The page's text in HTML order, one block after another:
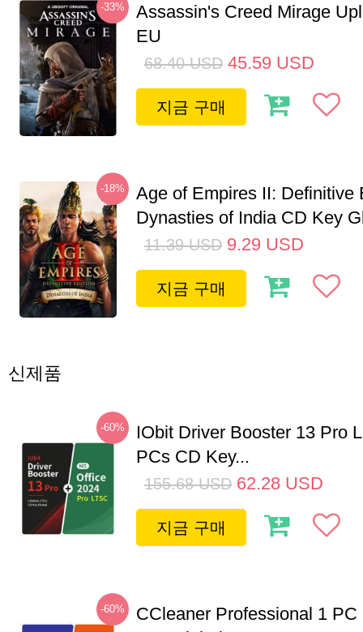
-33%
Assassin's Creed Mirage
EU
68.40 USD 45.59 USD
지금 구매
-18%
Age of Empires II: Definitive
Dynasties of India CD Key
11.39 USD 9.29 USD
지금 구매
신제품
-60%
IObit Driver Booster 13 Pro
PCs CD Key...
155.68 USD 62.28 USD
지금 구매
-60%
CCleaner Professional 1 PC